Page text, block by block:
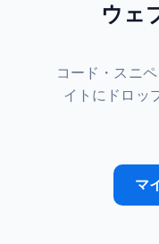
ウェ
コード・スニ
イトにドロッ
マ